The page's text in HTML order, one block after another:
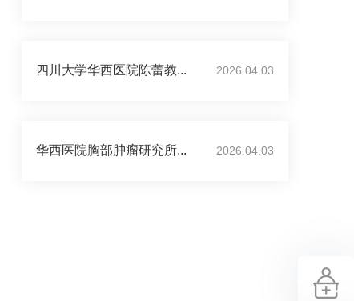
四川大学华西医院陈蕾教... 2026.04.03
华西医院胸部肿瘤研究所... 2026.04.03